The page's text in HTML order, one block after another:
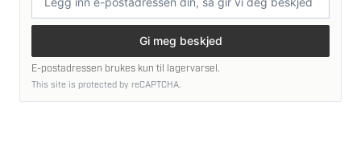
postadresse
Gi meg beskjed
E-postadressen brukes kun til lagervarsel.
This site is protected by reCAPTCHA.